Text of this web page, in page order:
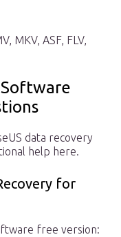
MKV, ASF, FLV,
Software
data recovery
help here.
for
free version: